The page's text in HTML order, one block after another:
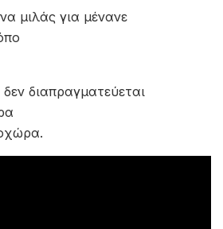
μιλάς για μένανε
διαπραγματεύεται